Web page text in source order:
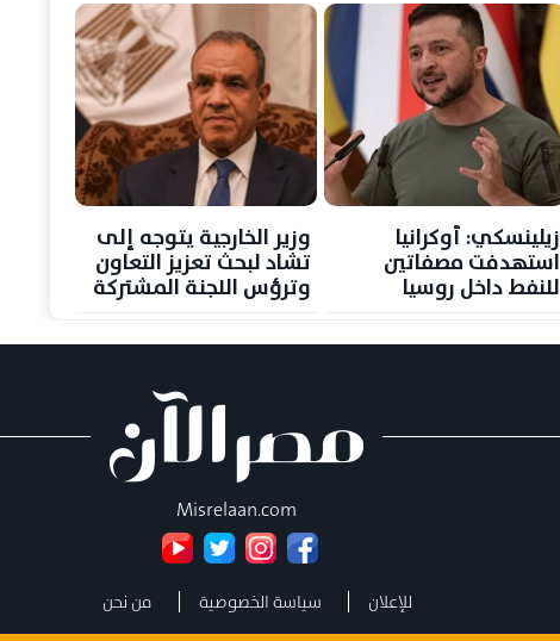
زيلينسكي: أوكرانيا
استهدفت مصفاتين
للنفط داخل روسيا
وزير الخارجية يتوجه إلى
تشاد لبحث تعزيز التعاون
وترؤس اللجنة المشتركة
Misrelaan.com
للإعلان سياسة الخصوصية من نحن